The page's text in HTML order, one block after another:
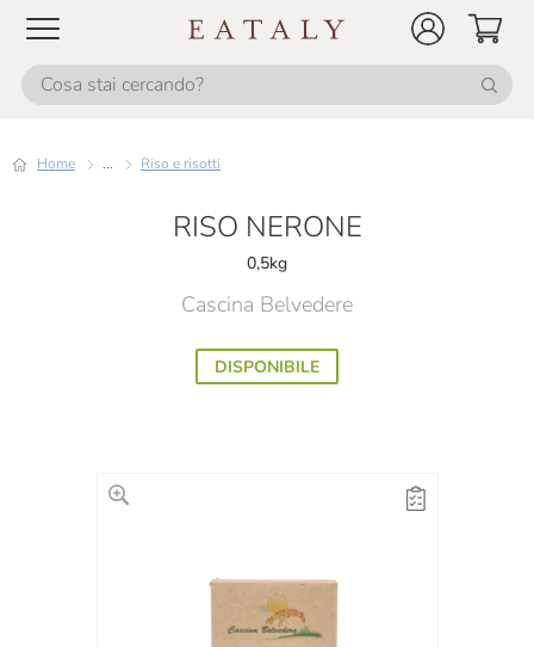
Home ... Riso e risotti
RISO NERONE
0,5kg
Cascina Belvedere
DISPONIBILE